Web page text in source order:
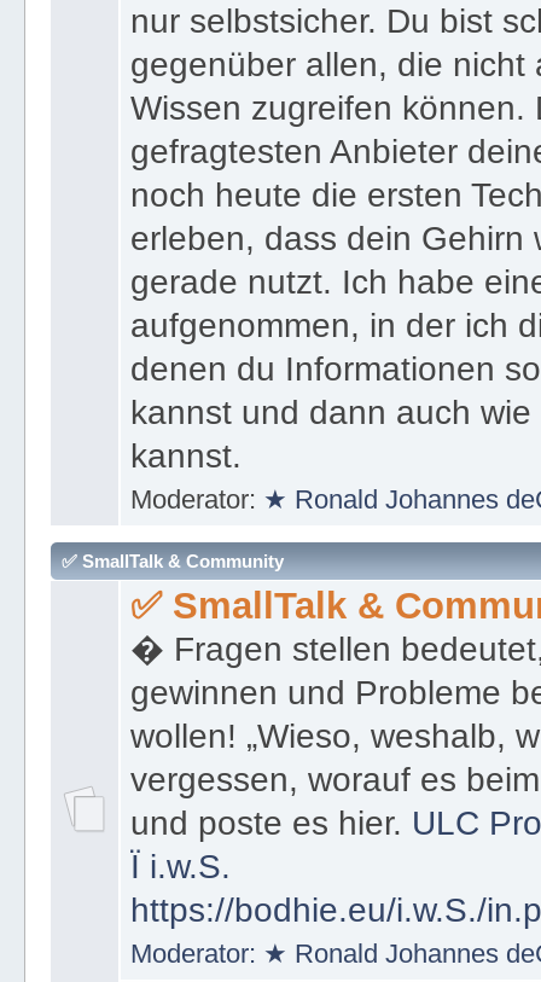
nur selbstsicher. Du bist
gegenüber allen, die nicht
Wissen zugreifen können.
gefragtesten Anbieter
noch heute die ersten
erleben, dass dein Gehirn
gerade nutzt. Ich habe
aufgenommen, in der ich
denen du Informationen
kannst und dann auch
kannst.
Moderator: ★ Ronald Johannes
✅ SmallTalk & Community
✅ SmallTalk &
� Fragen stellen
gewinnen und Probleme
wollen! „Wieso, weshalb,
vergessen, worauf es
und poste es hier. ULC
Ï i.w.S.
https://bodhie.eu/i.w.S./
Moderator: ★ Ronald Johannes